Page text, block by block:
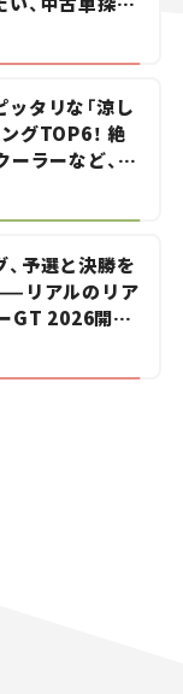
とイケてるマ
タリな「涼し
グTOP6！ 絶
ーラーなど、避
ットを紹介
予選と決勝を
リアルのリア
GT 2026開幕
ト